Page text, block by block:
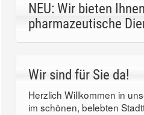
NEU: Wir bieten
pharmazeutische
Wir sind für Sie da!
Herzlich Willkommen in
im schönen, belebten